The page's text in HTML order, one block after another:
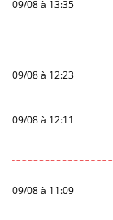
09/08 à 13:35
09/08 à 12:23
09/08 à 12:11
09/08 à 11:09